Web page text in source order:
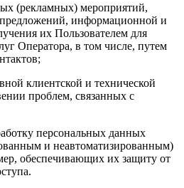
(рекламных) мероприятий,
информационной и
их Пользователем для
Оператора, в том числе, путем
клиентской и технической
проблем, связанных с
персональных данных
и неавтоматизированным)
обеспечивающих их защиту от